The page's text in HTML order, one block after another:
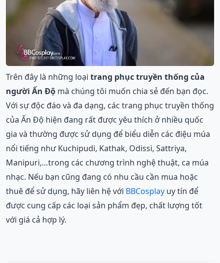
Trên đây là những loại trang phục truyền thống của
người Ấn Độ mà chúng tôi muốn chia sẻ đến bạn đọc.
Với sự độc đáo và đa dạng, các trang phục truyền thống
của Ấn Độ hiện đang rất được yêu thích ở nhiều quốc
gia và thường được sử dụng để biểu diễn các điệu múa
nổi tiếng như Kuchipudi, Kathak, Odissi, Sattriya,
Manipuri,…trong các chương trình nghệ thuật, ca múa
nhạc. Nếu bạn cũng đang có nhu cầu cần mua hoặc
thuê để sử dụng, hãy liên hệ với BBCosplay uy tín để
được cung cấp các loại sản phẩm đẹp, chất lượng tốt
với giá cả hợp lý.